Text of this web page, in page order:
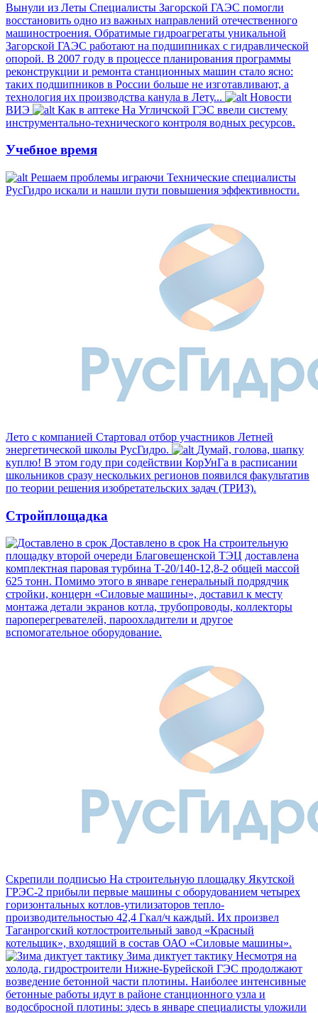
Вынули из Леты Специалисты Загорской ГАЭС помогли
восстановить одно из важных направлений отечественного
машиностроения. Обратимые гидроагрегаты уникальной
Загорской ГАЭС работают на подшипниках с гидравлической
опорой. В 2007 году в процессе планирования программы
реконструкции и ремонта станционных машин стало ясно:
таких подшипников в России больше не изготавливают, а
технология их производства канула в Лету...
Новости
ВИЭ
Как в аптеке На Угличской ГЭС ввели систему
инструментально-технического контроля водных ресурсов.
Учебное время
Решаем проблемы играючи Технические специалисты
РусГидро искали и нашли пути повышения эффективности.
Лето с компанией Стартовал отбор участников Летней
энергетической школы РусГидро.
Думай, голова, шапку
куплю! В этом году при содействии КорУнГа в расписании
школьников сразу нескольких регионов появился факультатив
по теории решения изобретательских задач (ТРИЗ).
Стройплощадка
Доставлено в срок На строительную
площадку второй очереди Благовещенской ТЭЦ доставлена
комплектная паровая турбина Т-20/140-12,8-2 общей массой
625 тонн. Помимо этого в январе генеральный подрядчик
стройки, концерн «Силовые машины», доставил к месту
монтажа детали экранов котла, трубопроводы, коллекторы
пароперегревателей, пароохладители и другое
вспомогательное оборудование.
Скрепили подписью На строительную площадку Якутской
ГРЭС‑2 прибыли первые машины с оборудованием четырех
горизонтальных котлов-утилизаторов тепло­
производительностью 42,4 Гкал/ч каждый. Их произ­вел
Таганрогский котлостроительный завод «Красный
котельщик», входящий в состав ОАО «Силовые машины».
Зима диктует тактику Несмотря на
холода, гидростроители Нижне-Бурейской ГЭС продолжают
возведение бетонной части плотины. Наиболее интенсивные
бетонные работы идут в районе станционного узла и
водосбросной плотины: здесь в январе специалисты уложили